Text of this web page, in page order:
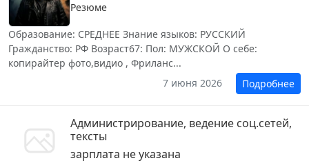
Резюме
Образование: СРЕДНЕЕ Знание языков: РУССКИЙ
Гражданство: РФ Возраст67: Пол: МУЖСКОЙ О себе:
копирайтер фото,видио , Фриланс...
7 июня 2026
Подробнее
Администрирование, ведение соц.сетей,
тексты
зарплата не указана